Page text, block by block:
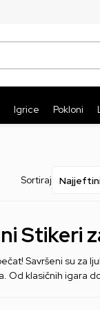
Igrice Pokloni
Sortiraj
Stikeri
Savršeni su za
klasičnih igara